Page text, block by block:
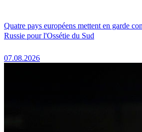
Quatre pays européens mettent en garde
Russie pour l'Ossétie du Sud
07.08.2026